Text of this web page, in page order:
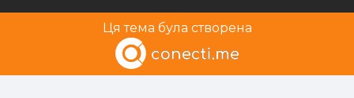
Ця тема була створена